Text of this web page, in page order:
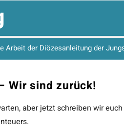
Arbeit der Diözesanleitung der
Wir sind zurück!
aber jetzt schreiben wir